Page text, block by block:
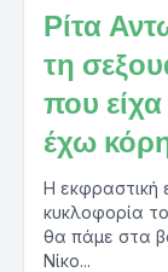
Ρίτα
τη
που είχα
έχω
Η εκφραστική
κυκλοφορία
θα πάμε στα
Νίκο...